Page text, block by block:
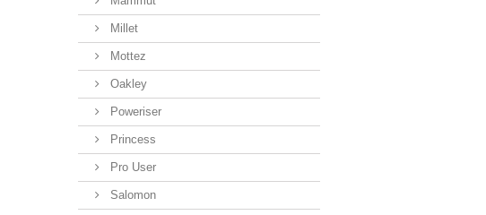
Millet
Mottez
Oakley
Poweriser
Princess
Pro User
Salomon